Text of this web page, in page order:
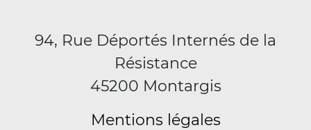
94, Rue Déportés Internés de la
Résistance
45200 Montargis
Mentions légales